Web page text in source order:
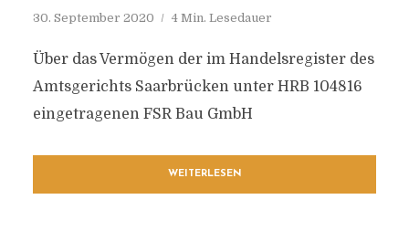
30. September 2020 4 Min. Lesedauer
Über das Vermögen der im Handelsregister des
Amtsgerichts Saarbrücken unter HRB 104816
eingetragenen FSR Bau GmbH
WEITERLESEN